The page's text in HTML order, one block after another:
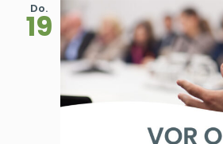
Do.
19